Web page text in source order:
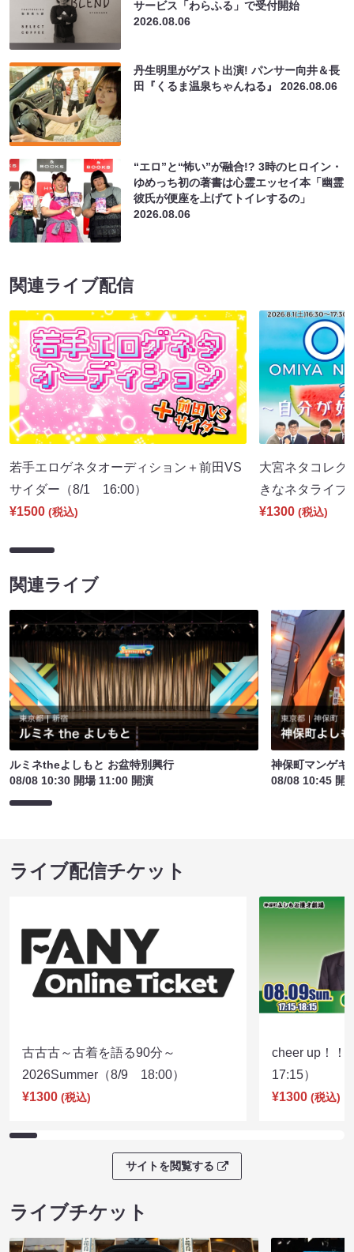
サービス「わらふる」で受付開始
2026.08.06
丹生明里がゲスト出演! パンサー向井＆長
田『くるま温泉ちゃんねる』2026.08.06
“エロ”と“怖い”が融合!? 3時のヒロイン・
ゆめっち初の著書は心霊エッセイ本「幽霊
彼氏が便座を上げてトイレするの」
2026.08.06
関連ライブ配信
若手エロゲネタオーディション＋前田VS
サイダー（8/1 16:00）
¥1500 (税込)
大宮ネタコレク
きなネタライ
¥1300 (税込)
関連ライブ
ルミネtheよしもと お盆特別興行
08/08 10:30 開場 11:00 開演
神保町マンゲキ
08/08 10:45 開
ライブ配信チケット
古古古～古着を語る90分～
2026Summer（8/9 18:00）
¥1300 (税込)
cheer up！
17:15）
¥1300 (税込)
サイトを閲覧する
ライブチケット